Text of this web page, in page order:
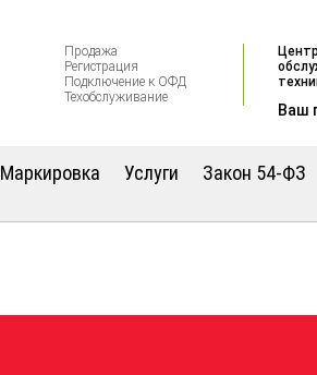
Продажа
Регистрация
Подключение к ОФД
Техобслуживание
Ваш
Маркировка Услуги Закон 54-ФЗ